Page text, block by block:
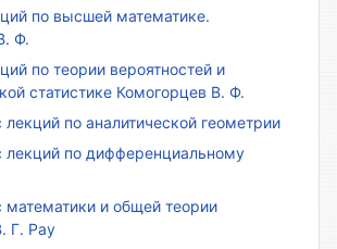
по высшей математике.
Ф.
по теории вероятностей и
статистике Комогорцев В. Ф.
лекций по аналитической геометрии
лекций по дифференциальному
математики и общей теории
Г. Рау